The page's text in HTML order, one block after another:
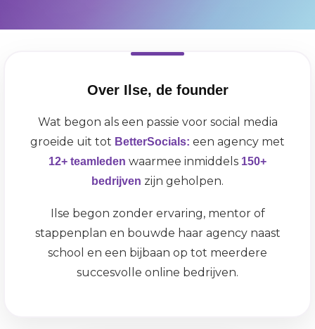
Over Ilse, de founder
Wat begon als een passie voor social media
groeide uit tot BetterSocials: een agency met
12+ teamleden waarmee inmiddels 150+
bedrijven zijn geholpen.
Ilse begon zonder ervaring, mentor of
stappenplan en bouwde haar agency naast
school en een bijbaan op tot meerdere
succesvolle online bedrijven.